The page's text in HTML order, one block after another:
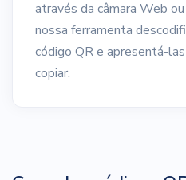
através da câmara Web
nossa ferramenta
código QR e apresentá-
copiar.